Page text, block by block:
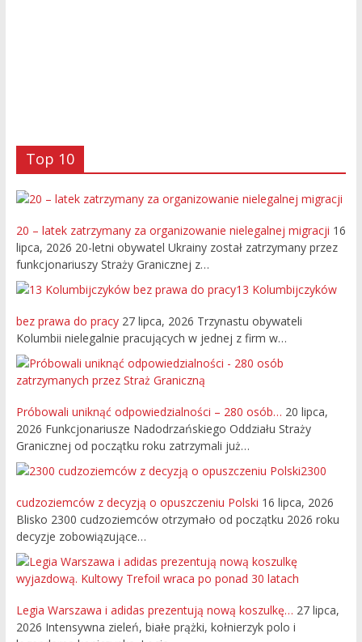
Top 10
20 – latek zatrzymany za organizowanie nielegalnej migracji 16
lipca, 2026 20-letni obywatel Ukrainy został zatrzymany przez
funkcjonariuszy Straży Granicznej z…
13 Kolumbijczyków
bez prawa do pracy27 lipca, 2026 Trzynastu obywateli
Kolumbii nielegalnie pracujących w jednej z firm w…
Próbowali uniknąć odpowiedzialności – 280 osób… 20 lipca,
2026 Funkcjonariusze Nadodrzańskiego Oddziału Straży
Granicznej od początku roku zatrzymali już…
2300
cudzoziemców z decyzją o opuszczeniu Polski 16 lipca, 2026
Blisko 2300 cudzoziemców otrzymało od początku 2026 roku
decyzje zobowiązujące…
Legia Warszawa i adidas prezentują nową koszulkę… 27 lipca,
2026 Intensywna zieleń, białe prążki, kołnierzyk polo i